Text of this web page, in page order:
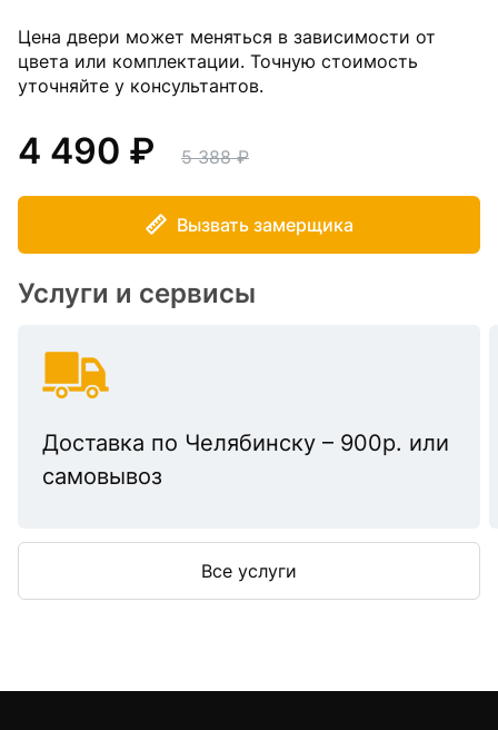
Цена двери может меняться в зависимости от
цвета или комплектации. Точную стоимость
уточняйте у консультантов.
4 490 5 388
Вызвать замерщика
Услуги и сервисы
Доставка по Челябинску – 900р. или
самовывоз
Все услуги